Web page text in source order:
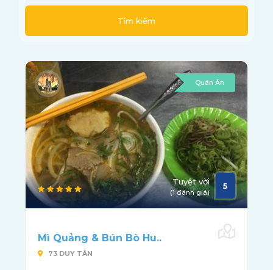
Tìm kiếm
Quán Ăn
Tuyệt vời
(1 đánh giá)
5
Mì Quảng & Bún Bò Hu..
73 DUY TÂN